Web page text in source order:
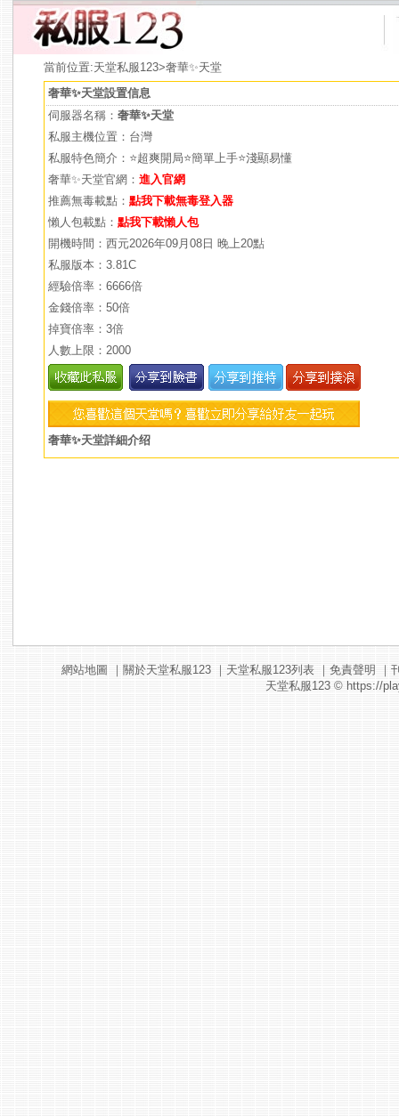
當前位置:天堂私服123>奢華✨天堂
奢華✨天堂設置信息
伺服器名稱： 奢華✨天堂
私服主機位置：台灣
私服特色簡介：⭐超爽開局⭐簡單上手⭐淺顯易懂
奢華✨天堂官網： 進入官網
推薦無毒載點： 點我下載無毒登入器
懶人包載點： 點我下載懶人包
開機時間：西元2026年09月08日 晚上20點
私服版本：3.81C
經驗倍率：6666倍
金錢倍率：50倍
掉寶倍率：3倍
人數上限：2000
奢華✨天堂詳細介绍
網站地圖 ｜ 關於天堂私服123｜ 天堂私服123列表｜ 免責聲明 ｜
天堂私服123© https://